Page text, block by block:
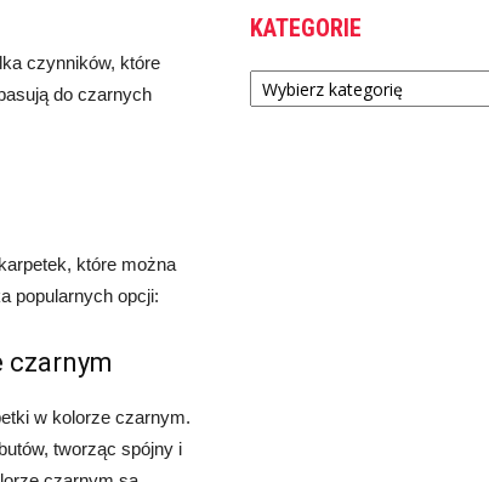
czynników, które
do czarnych
które można
popularnych opcji:
czarnym
w kolorze czarnym.
tworząc spójny i
KATEGORIE
Kategorie